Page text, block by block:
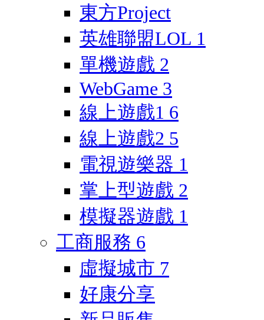
東方Project
英雄聯盟LOL 1
單機遊戲 2
WebGame 3
線上遊戲1 6
線上遊戲2 5
電視遊樂器 1
掌上型遊戲 2
模擬器遊戲 1
工商服務 6
虛擬城市 7
好康分享